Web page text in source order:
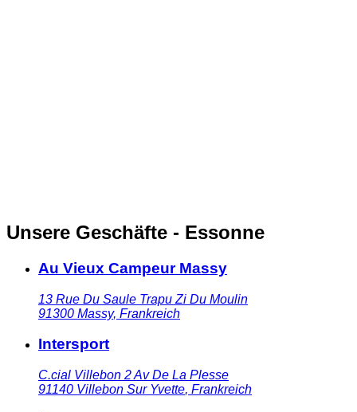
Unsere Geschäfte - Essonne
Au Vieux Campeur Massy
13 Rue Du Saule Trapu Zi Du Moulin
91300 Massy, Frankreich
Intersport
C.cial Villebon 2 Av De La Plesse
91140 Villebon Sur Yvette, Frankreich